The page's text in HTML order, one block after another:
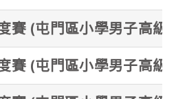
賽 (屯門區小學男子高級
賽 (屯門區小學男子高級